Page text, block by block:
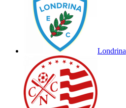
Londrina